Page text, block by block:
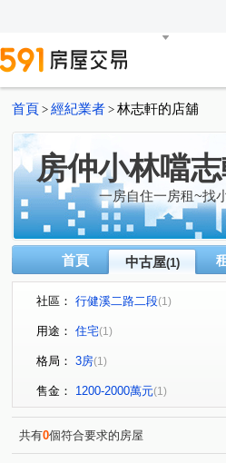
首頁 > 經紀業者 > 林志軒的店舖
房仲小林噹
一房自住一房租~找
首頁 中古屋(1)
社區： 行健溪二路二段(1)
用途： 住宅(1)
格局： 3房(1)
售金： 1200-2000萬元(1)
共有0個符合要求的房屋